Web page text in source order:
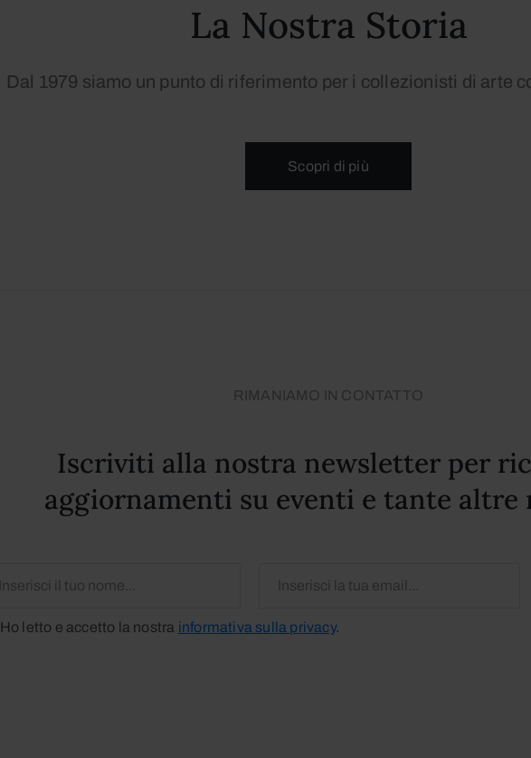
La Nostra Storia
Dal 1979 siamo un punto di riferimento per i collezionisti di arte
Scopri di più
RIMANIAMO IN CONTATTO
Iscriviti alla nostra newsletter per
aggiornamenti su eventi e tante altre
Ho letto e accetto la nostra informativa sulla privacy.